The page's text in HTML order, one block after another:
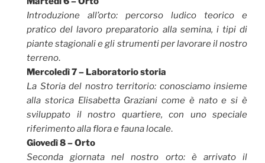
Introduzione all’orto: percorso ludico teorico e
pratico del lavoro preparatorio alla semina, i tipi di
piante stagionali e gli strumenti per lavorare il nostro
terreno.
Mercoledì 7 – Laboratorio storia
La Storia del nostro territorio: conosciamo insieme
alla storica Elisabetta Graziani come è nato e si è
sviluppato il nostro quartiere, con uno speciale
riferimento alla flora e fauna locale.
Giovedì 8 – Orto
Seconda giornata nel nostro orto: è arrivato il